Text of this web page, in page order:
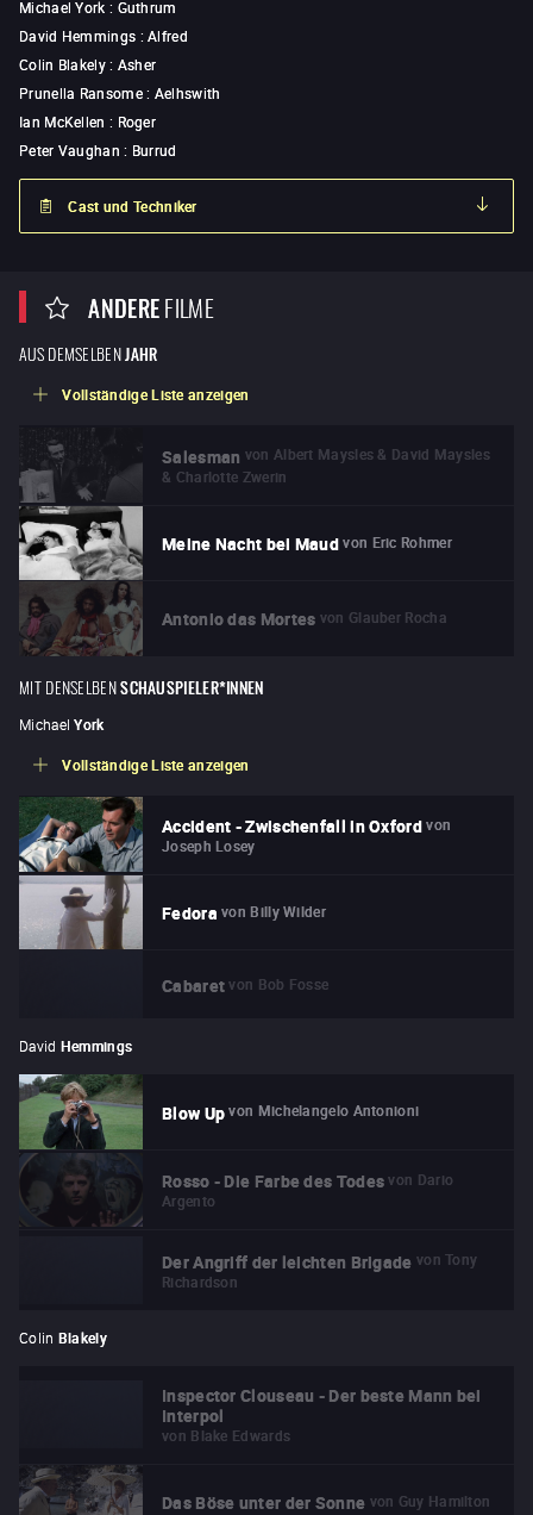
Michael York : Guthrum
David Hemmings :Alfred
Colin Blakely: Asher
Prunella Ransome: Aelhswith
Ian McKellen : Roger
Peter Vaughan : Burrud
Cast und Techniker
ANDEREFILME
AUS DEMSELBENJAHR
Vollständige Liste anzeigen
Salesman von Albert Maysles & David Maysles
& Charlotte Zwerin
Meine Nacht bei Maud von Eric Rohmer
Antonio das Mortes von Glauber Rocha
MIT DENSELBENSCHAUSPIELER*INNEN
Michael York
Vollständige Liste anzeigen
Accident - Zwischenfall in Oxford von
Joseph Losey
Fedora von Billy Wilder
Cabaret von Bob Fosse
David Hemmings
Blow Up von Michelangelo Antonioni
Rosso - Die Farbe des Todes von Dario
Argento
Der Angriff der leichten Brigade von Tony
Richardson
Colin Blakely
Inspector Clouseau - Der beste Mann bei
Interpol
von Blake Edwards
Das Böse unter der Sonne von Guy Hamilton